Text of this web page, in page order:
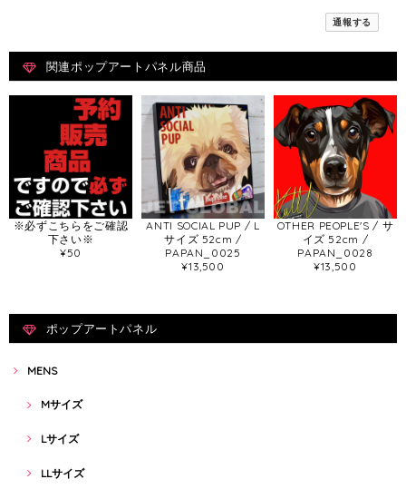
通報する
関連ポップアートパネル商品
※必ずこちらをご確認
下さい※
¥50
ANTI SOCIAL PUP / L
サイズ 52cm /
PAPAN_0025
¥13,500
OTHER PEOPLE'S / サ
イズ 52cm /
PAPAN_0028
¥13,500
ポップアートパネル
MENS
Mサイズ
Lサイズ
LLサイズ